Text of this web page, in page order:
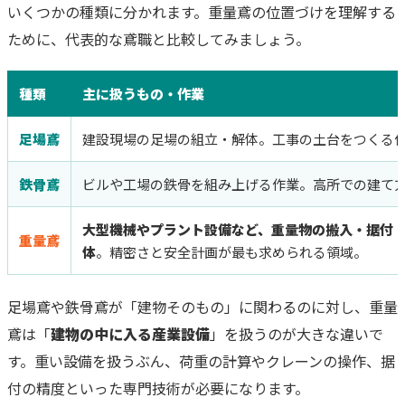
いくつかの種類に分かれます。重量鳶の位置づけを理解する
ために、代表的な鳶職と比較してみましょう。
種類 主に扱うもの・作業
足場鳶 建設現場の足場の組立・解体。工事の土台をつくる
鉄骨鳶 ビルや工場の鉄骨を組み上げる作業。高所での建て
重量鳶
大型機械やプラント設備など、重量物の搬入・据付
体。精密さと安全計画が最も求められる領域。
足場鳶や鉄骨鳶が「建物そのもの」に関わるのに対し、重量
鳶は「建物の中に入る産業設備」を扱うのが大きな違いで
す。重い設備を扱うぶん、荷重の計算やクレーンの操作、据
付の精度といった専門技術が必要になります。